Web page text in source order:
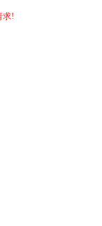
求!